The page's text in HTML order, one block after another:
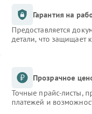
Гарантия на
Предоставляется
детали, что защищает
Прозрачное
Точные прайс-листы,
платежей и